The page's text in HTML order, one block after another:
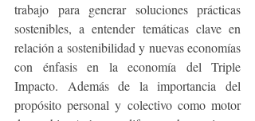
trabajo para generar soluciones prácticas
sostenibles, a entender temáticas clave en
relación a sostenibilidad y nuevas economías
con énfasis en la economía del Triple
Impacto. Además de la importancia del
propósito personal y colectivo como motor